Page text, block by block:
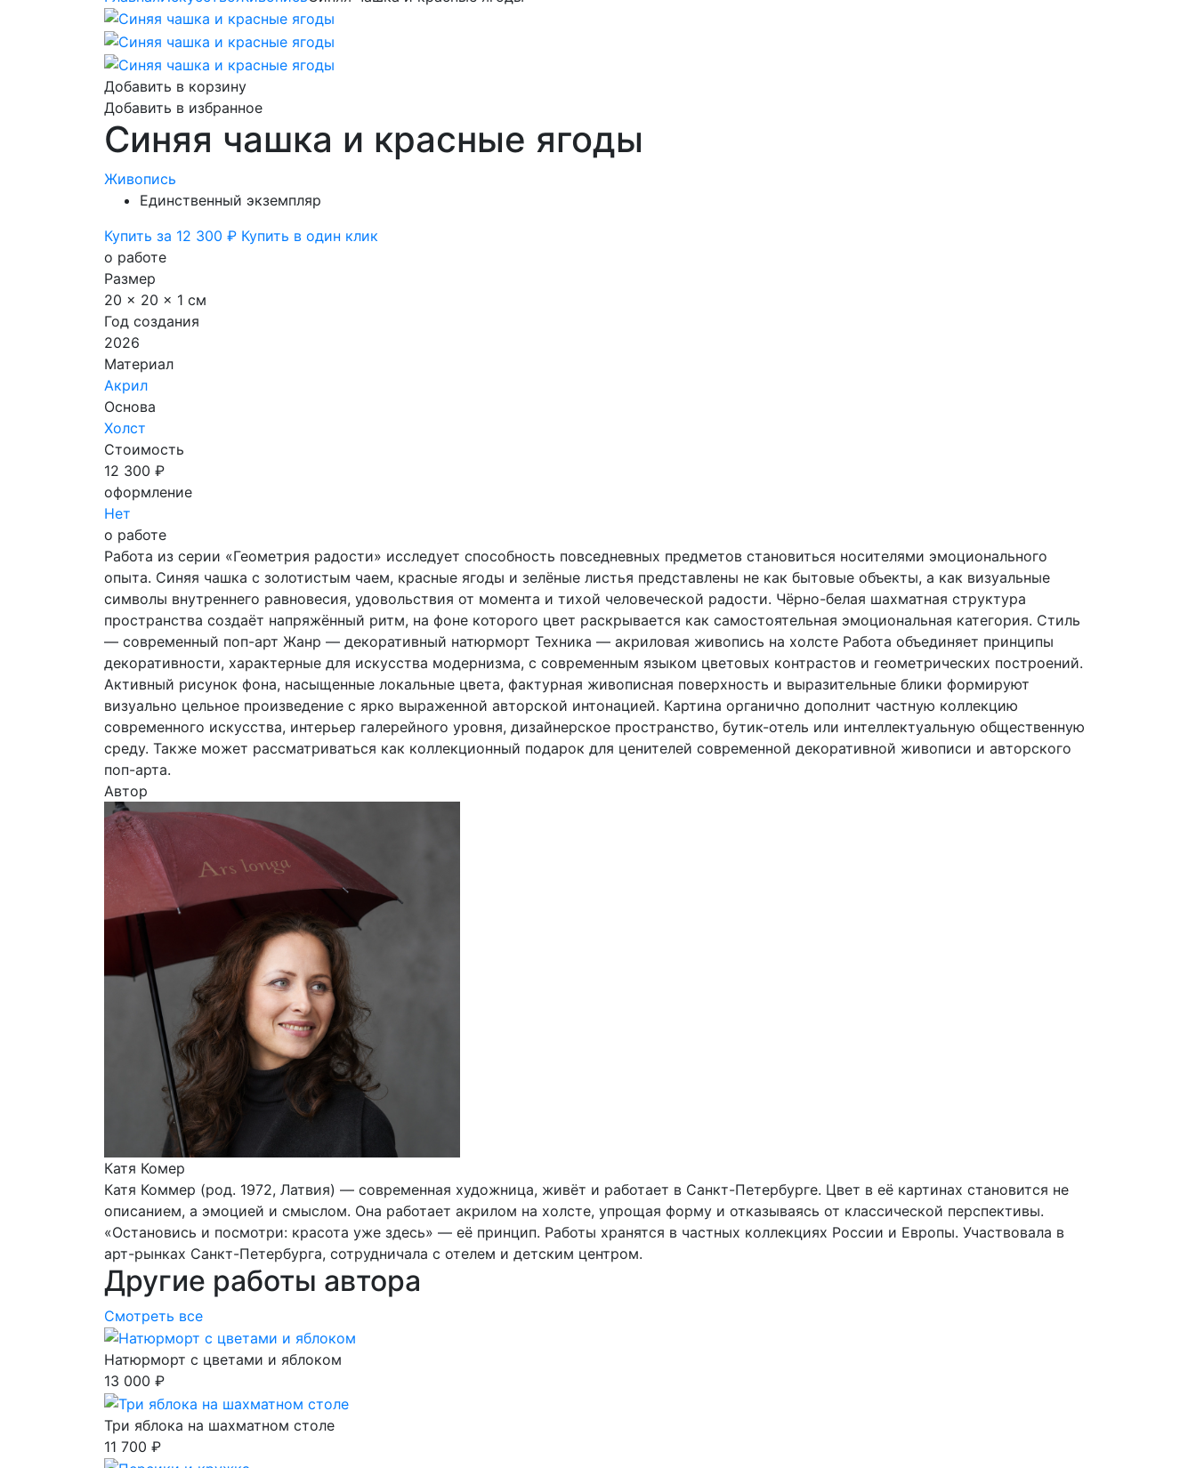
Добавить в корзину
Добавить в избранное
Синяя чашка и красные ягоды
Живопись
Единственный экземпляр
Купить за 12 300 ₽ Купить в один клик
о работе
Размер
20 x 20 x 1 см
Год создания
2026
Материал
Акрил
Основа
Холст
Стоимость
12 300 ₽
оформление
Нет
о работе
Работа из серии «Геометрия радости» исследует способность повседневных предметов становиться носителями эмоционального
опыта. Синяя чашка с золотистым чаем, красные ягоды и зелёные листья представлены не как бытовые объекты, а как визуальные
символы внутреннего равновесия, удовольствия от момента и тихой человеческой радости. Чёрно-белая шахматная структура
пространства создаёт напряжённый ритм, на фоне которого цвет раскрывается как самостоятельная эмоциональная категория. Стиль
— современный поп-арт Жанр — декоративный натюрморт Техника — акриловая живопись на холсте Работа объединяет принципы
декоративности, характерные для искусства модернизма, с современным языком цветовых контрастов и геометрических построений.
Активный рисунок фона, насыщенные локальные цвета, фактурная живописная поверхность и выразительные блики формируют
визуально цельное произведение с ярко выраженной авторской интонацией. Картина органично дополнит частную коллекцию
современного искусства, интерьер галерейного уровня, дизайнерское пространство, бутик-отель или интеллектуальную общественную
среду. Также может рассматриваться как коллекционный подарок для ценителей современной декоративной живописи и авторского
поп-арта.
Автор
Катя Комер
Катя Коммер (род. 1972, Латвия) — современная художница, живёт и работает в Санкт-Петербурге. Цвет в её картинах становится не
описанием, а эмоцией и смыслом. Она работает акрилом на холсте, упрощая форму и отказываясь от классической перспективы.
«Остановись и посмотри: красота уже здесь» — её принцип. Работы хранятся в частных коллекциях России и Европы. Участвовала в
арт-рынках Санкт-Петербурга, сотрудничала с отелем и детским центром.
Другие работы автора
Смотреть все
Натюрморт с цветами и яблоком
13 000 ₽
Три яблока на шахматном столе
11 700 ₽